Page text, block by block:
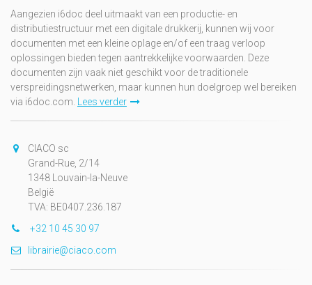
Aangezien i6doc deel uitmaakt van een productie- en
distributiestructuur met een digitale drukkerij, kunnen wij voor
documenten met een kleine oplage en/of een traag verloop
oplossingen bieden tegen aantrekkelijke voorwaarden. Deze
documenten zijn vaak niet geschikt voor de traditionele
verspreidingsnetwerken, maar kunnen hun doelgroep wel bereiken
via i6doc.com. Lees verder
CIACO sc
Grand-Rue, 2/14
1348 Louvain-la-Neuve
België
TVA: BE0407.236.187
+32 10 45 30 97
librairie@ciaco.com